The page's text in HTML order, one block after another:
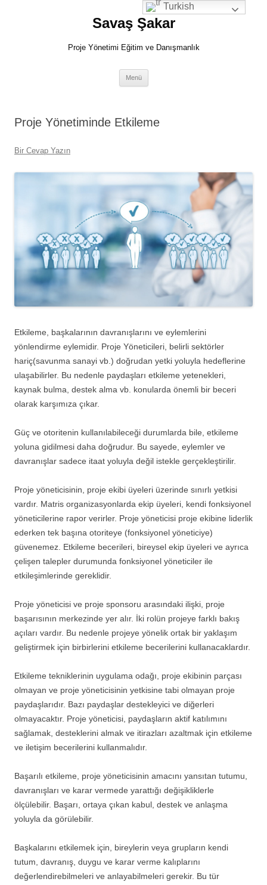
Savaş Şakar
Proje Yönetimi Eğitim ve Danışmanlık
Menü
Proje Yönetiminde Etkileme
Bir Cevap Yazın
Etkileme, başkalarının davranışlarını ve eylemlerini
yönlendirme eylemidir. Proje Yöneticileri, belirli sektörler
hariç(savunma sanayi vb.) doğrudan yetki yoluyla hedeflerine
ulaşabilirler. Bu nedenle paydaşları etkileme yetenekleri,
kaynak bulma, destek alma vb. konularda önemli bir beceri
olarak karşımıza çıkar.
Güç ve otoritenin kullanılabileceği durumlarda bile, etkileme
yoluna gidilmesi daha doğrudur. Bu sayede, eylemler ve
davranışlar sadece itaat yoluyla değil istekle gerçekleştirilir.
Proje yöneticisinin, proje ekibi üyeleri üzerinde sınırlı yetkisi
vardır. Matris organizasyonlarda ekip üyeleri, kendi fonksiyonel
yöneticilerine rapor verirler. Proje yöneticisi proje ekibine liderlik
ederken tek başına otoriteye (fonksiyonel yöneticiye)
güvenemez. Etkileme becerileri, bireysel ekip üyeleri ve ayrıca
çelişen talepler durumunda fonksiyonel yöneticiler ile
etkileşimlerinde gereklidir.
Proje yöneticisi ve proje sponsoru arasındaki ilişki, proje
başarısının merkezinde yer alır. İki rolün projeye farklı bakış
açıları vardır. Bu nedenle projeye yönelik ortak bir yaklaşım
geliştirmek için birbirlerini etkileme becerilerini kullanacaklardır.
Etkileme tekniklerinin uygulama odağı, proje ekibinin parçası
olmayan ve proje yöneticisinin yetkisine tabi olmayan proje
paydaşlarıdır. Bazı paydaşlar destekleyici ve diğerleri
olmayacaktır. Proje yöneticisi, paydaşların aktif katılımını
sağlamak, desteklerini almak ve itirazları azaltmak için etkileme
ve iletişim becerilerini kullanmalıdır.
Başarılı etkileme, proje yöneticisinin amacını yansıtan tutumu,
davranışları ve karar vermede yarattığı değişikliklerle
ölçülebilir. Başarı, ortaya çıkan kabul, destek ve anlaşma
yoluyla da görülebilir.
Başkalarını etkilemek için, bireylerin veya grupların kendi
tutum, davranış, duygu ve karar verme kalıplarını
değerlendirebilmeleri ve anlayabilmeleri gerekir. Bu tür
Turkish